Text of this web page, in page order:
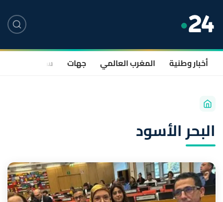
أخبار وطنية المغرب العالمي جهات سياسة
البحر الأسود